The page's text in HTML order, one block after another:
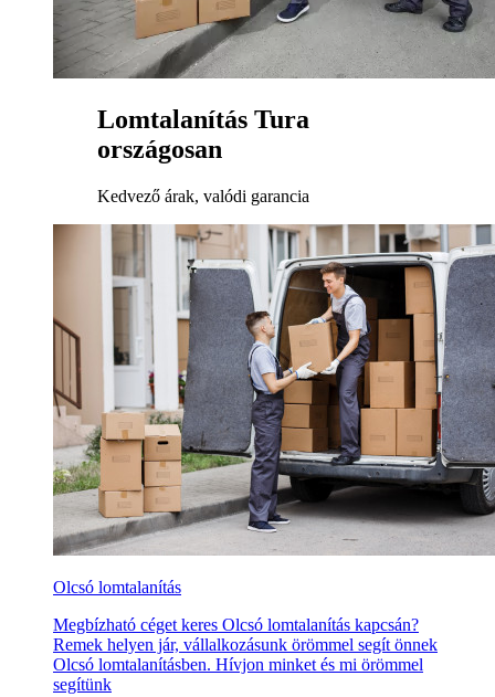
Lomtalanítás Tura
országosan
Kedvező árak, valódi garancia
Olcsó lomtalanítás
Megbízható céget keres Olcsó lomtalanítás kapcsán?
Remek helyen jár, vállalkozásunk örömmel segít önnek
Olcsó lomtalanításben. Hívjon minket és mi örömmel
segítünk